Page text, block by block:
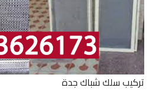
تركيب سلك شباك جدة